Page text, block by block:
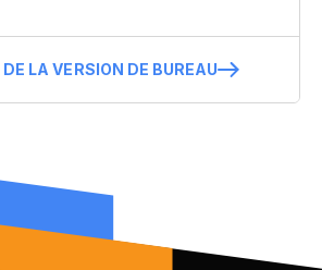
LA VERSION DE BUREAU